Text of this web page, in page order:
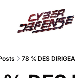
78 % DES